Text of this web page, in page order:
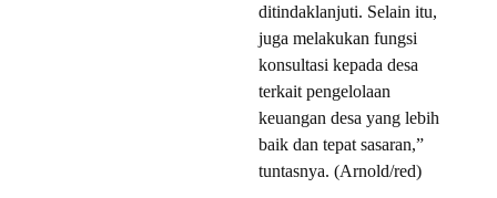
ditindaklanjuti. Selain itu,
juga melakukan fungsi
konsultasi kepada desa
terkait pengelolaan
keuangan desa yang lebih
baik dan tepat sasaran,”
tuntasnya. (Arnold/red)